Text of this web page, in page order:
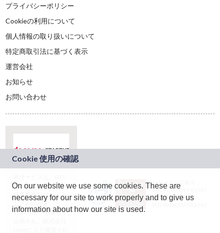
プライバシーポリシー
Cookieの利用について
個人情報の取り扱いについて
特定商取引法に基づく表示
運営会社
お知らせ
お問い合わせ
ドコモグループの新
規事業創出プログラ
ム「docomo
STARTUP」を通じて
JASRAC許諾番号：
9024936001Y45037
JASRAC許諾番号：
On our website we use some cookies. These are
necessary for our site to work properly and to give us
information about how our site is used.